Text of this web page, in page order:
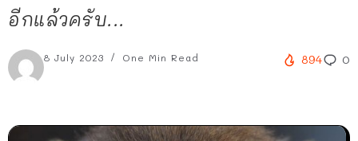
อีกแล้วครับ...
8 July 2023 One Min Read 894 0